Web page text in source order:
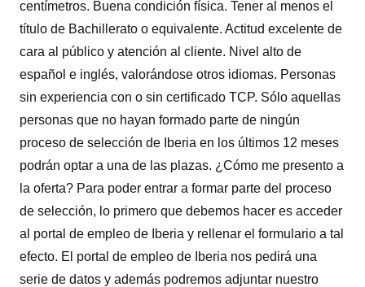
centímetros. Buena condición física. Tener al menos el
título de Bachillerato o equivalente. Actitud excelente de
cara al público y atención al cliente. Nivel alto de
español e inglés, valorándose otros idiomas. Personas
sin experiencia con o sin certificado TCP. Sólo aquellas
personas que no hayan formado parte de ningún
proceso de selección de Iberia en los últimos 12 meses
podrán optar a una de las plazas. ¿Cómo me presento a
la oferta? Para poder entrar a formar parte del proceso
de selección, lo primero que debemos hacer es acceder
al portal de empleo de Iberia y rellenar el formulario a tal
efecto. El portal de empleo de Iberia nos pedirá una
serie de datos y además podremos adjuntar nuestro